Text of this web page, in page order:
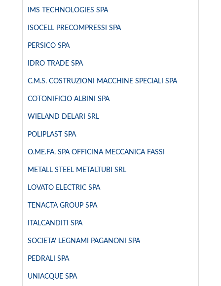
IMS TECHNOLOGIES SPA
ISOCELL PRECOMPRESSI SPA
PERSICO SPA
IDRO TRADE SPA
C.M.S. COSTRUZIONI MACCHINE SPECIALI SPA
COTONIFICIO ALBINI SPA
WIELAND DELARI SRL
POLIPLAST SPA
O.ME.FA. SPA OFFICINA MECCANICA FASSI
METALL STEEL METALTUBI SRL
LOVATO ELECTRIC SPA
TENACTA GROUP SPA
ITALCANDITI SPA
SOCIETA' LEGNAMI PAGANONI SPA
PEDRALI SPA
UNIACQUE SPA